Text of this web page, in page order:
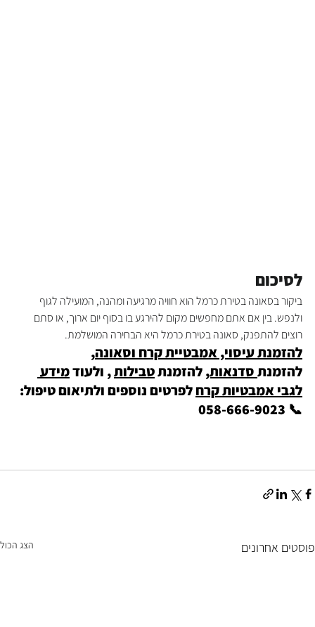
לסיכום
ביקור בסאונה בטירת כרמל הוא חוויה מרגיעה ומהנה, המועילה לגוף
ולנפש. בין אם אתם מחפשים מקום להירגע בו בסוף יום ארוך, או סתם
רוצים להתפנק, סאונה בטירת כרמל היא הבחירה המושלמת.
להזמנת עיסוי, אמבטיית קרח וסאונה,
להזמנת סדנאות, להזמנת טבילות , ולעוד מידע
לגבי אמבטיות קרח לפרטים נוספים ולתיאום טיפול:
📞 058-666-9023
פוסטים אחרונים הצג הכול